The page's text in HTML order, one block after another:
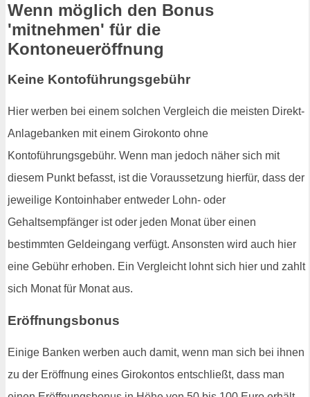
Wenn möglich den Bonus
'mitnehmen' für die
Kontoneueröffnung
Keine Kontoführungsgebühr
Hier werben bei einem solchen Vergleich die meisten Direkt-
Anlagebanken mit einem Girokonto ohne
Kontoführungsgebühr. Wenn man jedoch näher sich mit
diesem Punkt befasst, ist die Voraussetzung hierfür, dass der
jeweilige Kontoinhaber entweder Lohn- oder
Gehaltsempfänger ist oder jeden Monat über einen
bestimmten Geldeingang verfügt. Ansonsten wird auch hier
eine Gebühr erhoben. Ein Vergleicht lohnt sich hier und zahlt
sich Monat für Monat aus.
Eröffnungsbonus
Einige Banken werben auch damit, wenn man sich bei ihnen
zu der Eröffnung eines Girokontos entschließt, dass man